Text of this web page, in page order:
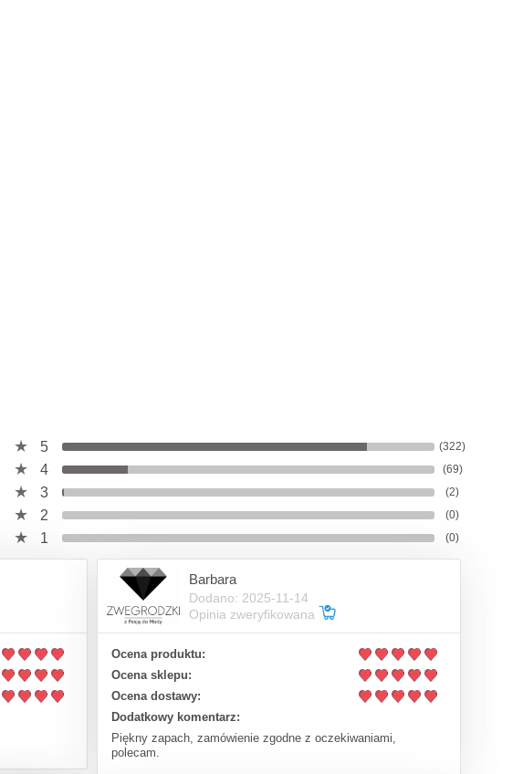
5 (322)
4 (69)
3 (2)
2 (0)
1 (0)
Barbara
Dodano: 2025-11-14
Opinia zweryfikowana
Ocena produktu:
Ocena sklepu:
Ocena dostawy:
Dodatkowy komentarz:
Piękny zapach, zamówienie zgodne z oczekiwaniami,
polecam.